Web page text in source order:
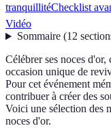
tranquillitéChecklist
Vidéo
Sommaire(12
Célébrer ses noces
occasion unique de
Pour cet événement
contribuer à créer des
Voici une sélection des
noces d'or.